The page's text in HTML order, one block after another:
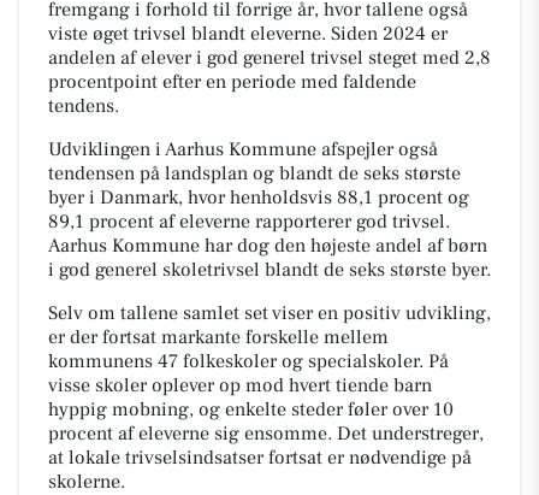
fremgang i forhold til forrige år, hvor tallene også
viste øget trivsel blandt eleverne. Siden 2024 er
andelen af elever i god generel trivsel steget med 2,8
procentpoint efter en periode med faldende
tendens.
Udviklingen i Aarhus Kommune afspejler også
tendensen på landsplan og blandt de seks største
byer i Danmark, hvor henholdsvis 88,1 procent og
89,1 procent af eleverne rapporterer god trivsel.
Aarhus Kommune har dog den højeste andel af børn
i god generel skoletrivsel blandt de seks største byer.
Selv om tallene samlet set viser en positiv udvikling,
er der fortsat markante forskelle mellem
kommunens 47 folkeskoler og specialskoler. På
visse skoler oplever op mod hvert tiende barn
hyppig mobning, og enkelte steder føler over 10
procent af eleverne sig ensomme. Det understreger,
at lokale trivselsindsatser fortsat er nødvendige på
skolerne.